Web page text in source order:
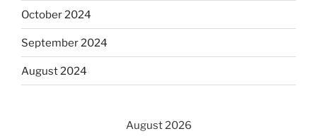
October 2024
September 2024
August 2024
August 2026